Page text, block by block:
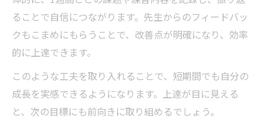
ることで自信につながります。先生からのフィードバッ
クもこまめにもらうことで、改善点が明確になり、効率
的に上達できます。
このような工夫を取り入れることで、短期間でも自分の
成長を実感できるようになります。上達が目に見える
と、次の目標にも前向きに取り組めるでしょう。